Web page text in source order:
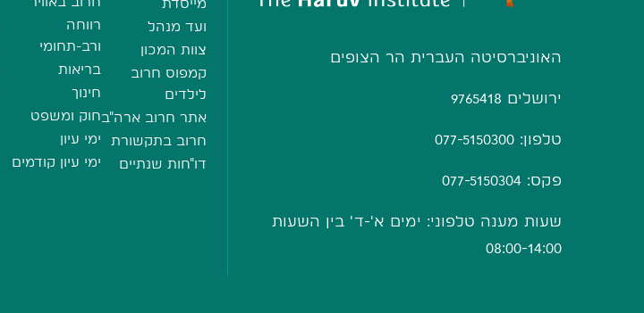
האוניברסיטה העברית הר הצופים
ירושלים 9765418
טלפון: 077-5150300
פקס: 077-5150304
שעות מענה טלפוני: ימים א'-ד' בין השעות
08:00-14:00
ועד מנהל
צוות המכון
קמפוס חרוב
לילדים
אתר חרוב ארה"ב
חרוב בתקשורת
דו"חות שנתיים
רווחה
ורב-תחומי
בריאות
חינוך
חוק ומשפט
ימי עיון
ימי עיון קודמים